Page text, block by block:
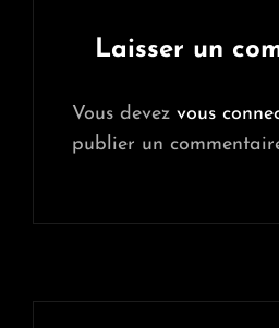
Laisser un
Vous devez vous
publier un